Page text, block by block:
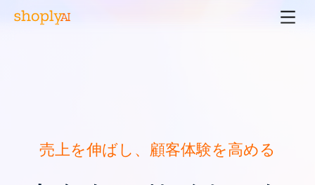
売上を伸ばし、顧客体験を高める